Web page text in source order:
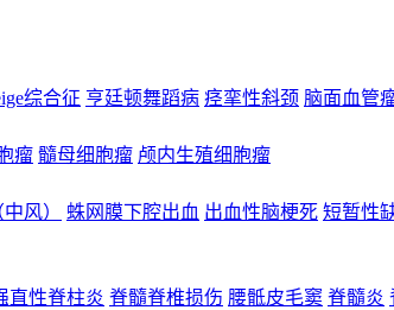
综合征 亨廷顿舞蹈病 痉挛性斜颈 脑面血管
瘤 髓母细胞瘤 颅内生殖细胞瘤
风） 蛛网膜下腔出血 出血性脑梗死 短暂性
直性脊柱炎 脊髓脊椎损伤 腰骶皮毛窦 脊髓炎